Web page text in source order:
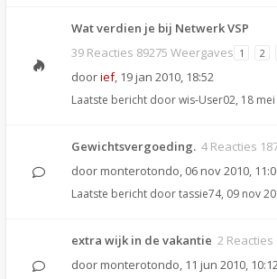
Wat verdien je bij Netwerk VSP
39 Reacties 89275 Weergaves 1 2
doorief, 19 jan 2010, 18:52
Laatste bericht doorwis-User02, 18
Gewichtsvergoeding. 4 Reacties
door monterotondo, 06 nov 2010,
Laatste bericht doortassie74, 09 nov
extra wijk in de vakantie 2
door monterotondo, 11 jun 2010,